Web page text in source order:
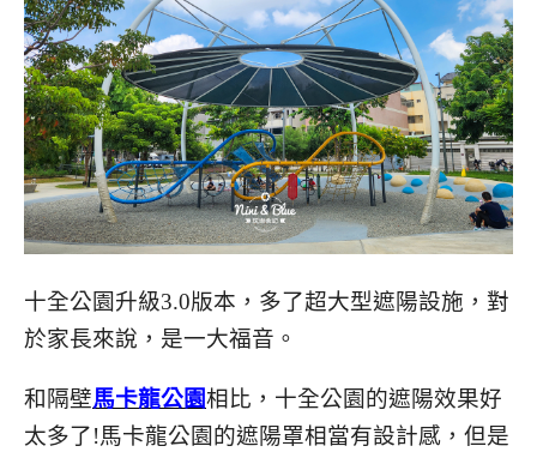
十全公園升級3.0版本，多了超大型遮陽設施，對
於家長來說，是一大福音。
和隔壁馬卡龍公園相比，十全公園的遮陽效果好
太多了!馬卡龍公園的遮陽罩相當有設計感，但是